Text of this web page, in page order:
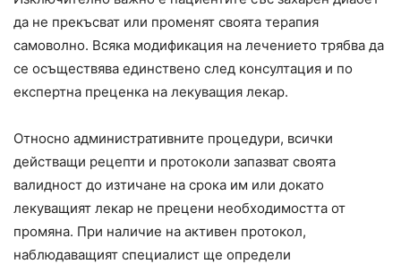
да не прекъсват или променят своята терапия
самоволно. Всяка модификация на лечението трябва да
се осъществява единствено след консултация и по
експертна преценка на лекуващия лекар.
Относно административните процедури, всички
действащи рецепти и протоколи запазват своята
валидност до изтичане на срока им или докато
лекуващият лекар не прецени необходимостта от
промяна. При наличие на активен протокол,
наблюдаващият специалист ще определи